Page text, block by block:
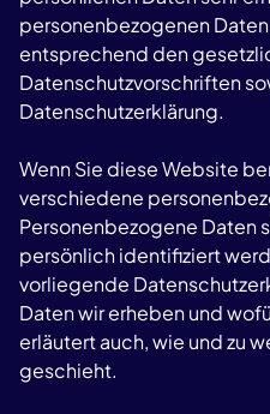
personenbezogenen
entsprechend den
Datenschutzvorschriften
Datenschutzerklärung.
Wenn Sie diese Website
verschiedene
Personenbezogene Daten
persönlich identifiziert
vorliegende
Daten wir erheben und
erläutert auch, wie und zu
geschieht.